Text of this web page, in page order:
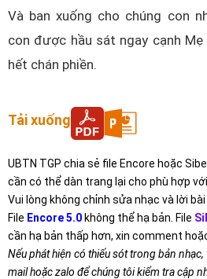
Và ban xuống cho chúng con
con được hầu sát ngay cạnh
hết chán phiền.
Tải xuống
UBTN TGP chia sẻ file Encore hoặc
cần có thể dàn trang lại cho phù hợp
Vui lòng không chỉnh sửa nhạc và lời
File Encore 5.0 không thể hạ bản. File
cần hạ bản thấp hơn, xin comment
Nếu phát hiện có thiếu sót trong bản
mail hoặc zalo để chúng tôi kiểm tra cập